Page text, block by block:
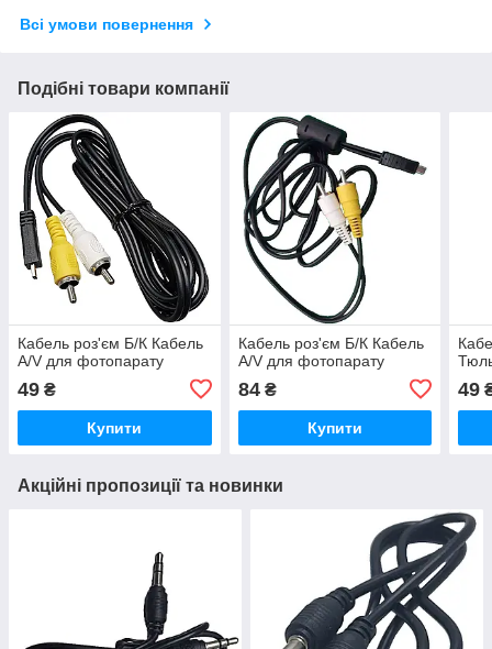
Всі умови повернення
Подібні товари компанії
Кабель роз'єм Б/К Кабель
A/V для фотопарату
49 ₴
Купити
Кабель роз'єм Б/К Кабель
A/V для фотопарату
84₴
Купити
49
Акційні пропозиції та новинки